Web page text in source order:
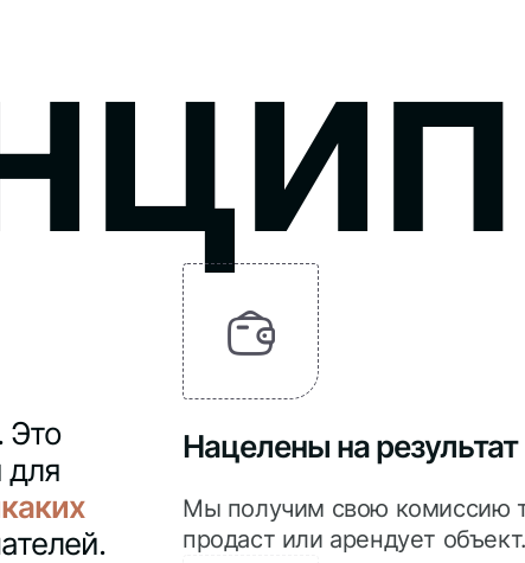
Это
для
Нацелены на результат
Мы получим свою комиссию
продаст или арендует